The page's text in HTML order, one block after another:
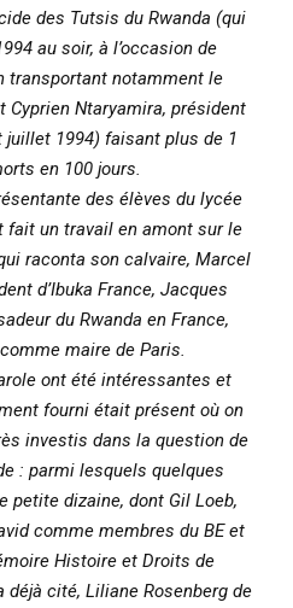
des Tutsis du Rwanda (qui
au soir, à l’occasion de
transportant notamment le
Cyprien Ntaryamira, président
juillet 1994) faisant plus de 1
en 100 jours.
des élèves du lycée
fait un travail en amont sur le
raconta son calvaire, Marcel
d’Ibuka France, Jacques
du Rwanda en France,
maire de Paris.
ont été intéressantes et
fourni était présent où on
investis dans la question de
: parmi lesquels quelques
petite dizaine, dont Gil Loeb,
comme membres du BE et
Histoire et Droits de
déjà cité, Liliane Rosenberg de